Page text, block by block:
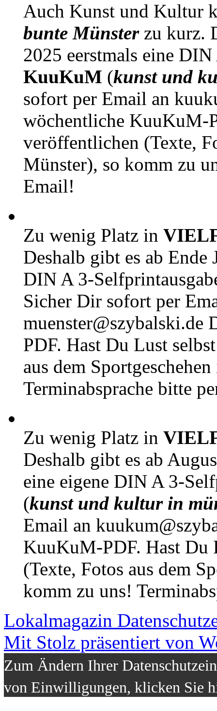
Auch Kunst und Kultur
bunte Münsterzu kurz.
2025 eerstmals eine
KuuKuM (kunst und
sofort per Email an
wöchentliche KuuKuM-
veröffentlichen (Texte,
Münster), so komm zu
Email!
Zu wenig Platz in
Deshalb gibt es ab Ende
DIN A 3-
Sicher Dir sofort per
muenster@szybalski.de
PDF. Hast Du Lust
aus dem
Terminabsprache bitte
Zu wenig Platz in
Deshalb gibt es ab
eine eigene DIN A 3-
(kunst und kultur in
Email an
KuuKuM-PDF. Hast Du
(Texte, Fotos aus dem
komm zu uns!
Lokalmagazin
Mit Stolz präsentiert von
Zum Ändern Ihrer
von Einwilligungen, klicken Sie